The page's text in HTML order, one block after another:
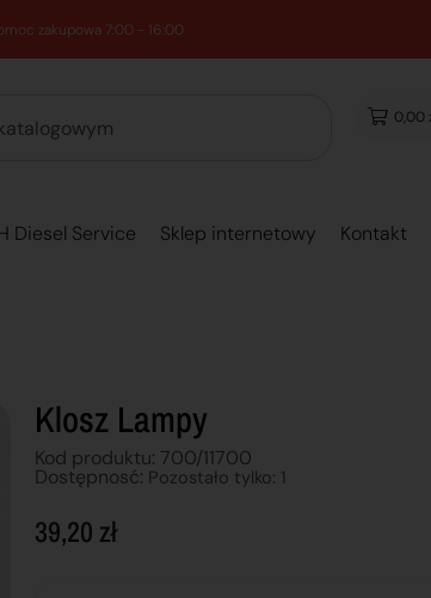
zakupowa 7:00 - 16:00
0,00
Diesel Service Sklep internetowy Kontakt
Klosz Lampy
Kod produktu: 700/11700
Dostępnosć: Pozostało tylko: 1
39,20 zł